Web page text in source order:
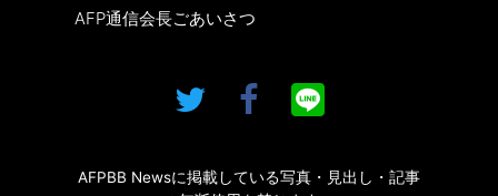
AFP通信会長ごあいさつ
AFPBB Newsに掲載している写真・見出し・記事